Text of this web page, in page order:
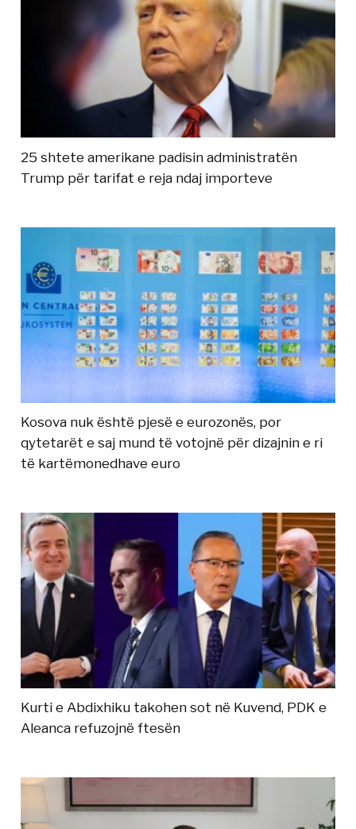
25 shtete amerikane padisin administratën
Trump për tarifat e reja ndaj importeve
Kosova nuk është pjesë e eurozonës, por
qytetarët e saj mund të votojnë për dizajnin e ri
të kartëmonedhave euro
Kurti e Abdixhiku takohen sot në Kuvend, PDK e
Aleanca refuzojnë ftesën